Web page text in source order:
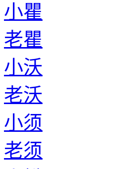
小瞿
老瞿
小沃
老沃
小须
老须